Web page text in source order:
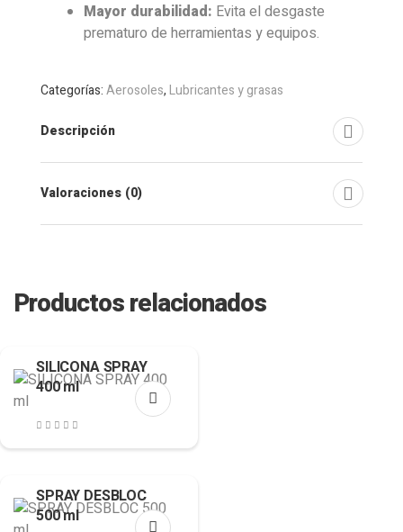
Mayor durabilidad: Evita el desgaste
prematuro de herramientas y equipos.
Categorías:Aerosoles,Lubricantes y grasas
Descripción
Valoraciones (0)
Productos relacionados
SILICONA SPRAY
400 ml
SPRAY DESBLOC
500 ml